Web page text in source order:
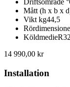
Mått (h x b x
Vikt kg44,5
KöldmedieR32
14 990,00 kr
Installation